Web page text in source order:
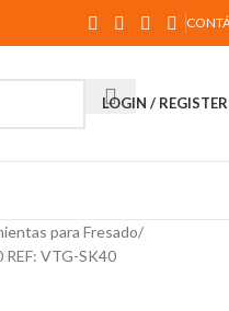
LOGIN / REGISTER
para Fresado
VTG-SK40